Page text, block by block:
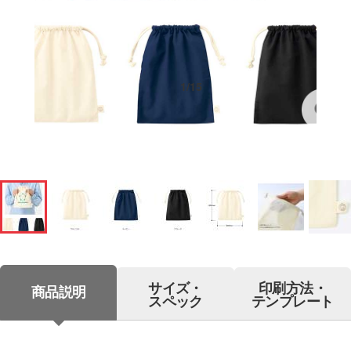
1/15
商品説明 サイズ・
スペック
印刷方法・
テンプレート